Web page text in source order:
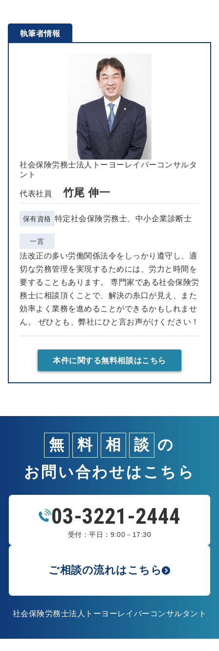
執筆者情報
社会保険労務士法人トーヨーレイバーコンサルタ
ント
代表社員 竹尾 伸一
保有資格 特定社会保険労務士、中小企業診断士
一言
法改正の多い労働関係法令をしっかり遵守し、適
切な労務管理を実現するためには、労力と時間を
要することもあります。 専門家である社会保険労
務士に相談頂くことで、解決の糸口が見え、また
効率よく業務を進めることができるかもしれませ
ん。 ぜひとも、弊社にひと言お声がけください！
本件に関する無料相談はこちら
無 料 相 談 の
お問い合わせはこちら
03-3221-2444
受付：平日：9:00－17:30
ご相談の流れはこちら
社会保険労務士法人トーヨーレイバーコンサルタント